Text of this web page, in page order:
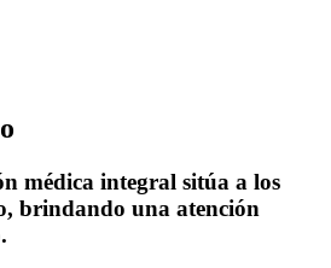
médica integral sitúa a los
brindando una atención